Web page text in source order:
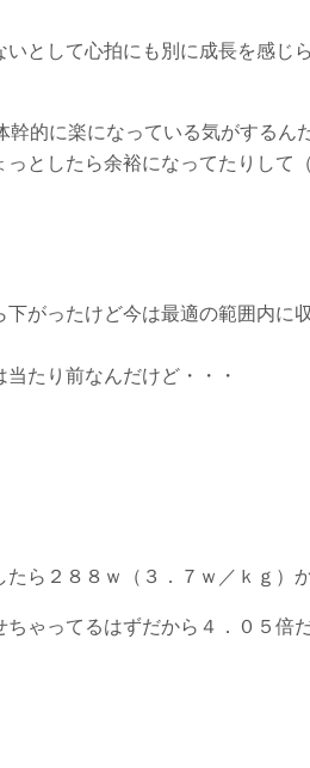
として心拍にも別に成長を感じ
的に楽になっている気がするん
としたら余裕になってたりして
がったけど今は最適の範囲内に
たり前なんだけど・・・
ら２８８ｗ（３．７ｗ／ｋｇ）
ゃってるはずだから４．０５倍だ